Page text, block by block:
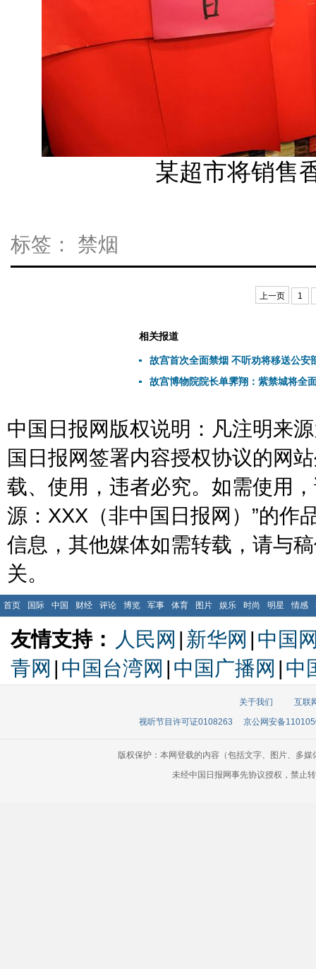
某超市将销售
标签： 禁烟
上一页 1
相关报道
故宫首次全面禁烟 不听劝将移送公安
故宫博物院院长单霁翔：紫禁城将全
中国日报网版权说明：凡注明来
国日报网签署内容授权协议的网
载、使用，违者必究。如需使用
源：XXX（非中国日报网）”的作
信息，其他媒体如需转载，请与
关。
首页 国际 中国 财经 评论 博览 军事 体育 图片 娱乐 时尚 明星 情感
友情支持： 人民网 | 新华网 | 中国
青网 | 中国台湾网 | 中国广播网 | 中
关于我们
互联
视听节目许可证0108263
京公网安备
版权保护：本网登载的内容（包括文字、图片、多
未经中国日报网事先协议授权，禁止